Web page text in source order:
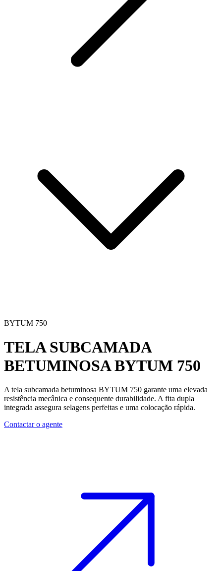
BYTUM 750
TELA SUBCAMADA
BETUMINOSABYTUM 750
Atela subcamada betuminosa BYTUM 750 garante uma elevada
resistência mecânica e consequente durabilidade. A fita dupla
integrada assegura selagens perfeitas e uma colocação rápida.
Contactar o agente